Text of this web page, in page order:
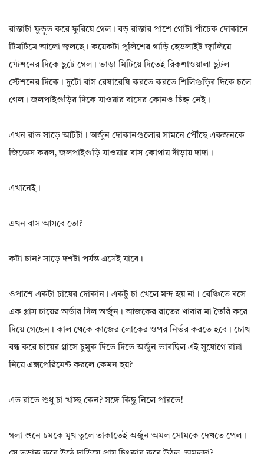
রাস্তাটা ফুড়ুত করে ফুরিয়ে গেল। বড় রাস্তার পাশে গোটা পাঁচেক দোকানে
টিমটিমে আলো জ্বলছে। কয়েকটা পুলিশের গাড়ি হেডলাইট জ্বালিয়ে
স্টেশনের দিকে ছুটে গেল। ভাড়া মিটিয়ে দিতেই রিকশাওয়ালা ছুটল
স্টেশনের দিকে। দুটো বাস রেষারেষি করতে করতে শিলিগুড়ির দিকে চলে
গেল। জলপাইগুড়ির দিকে যাওয়ার বাসের কোনও চিহ্ন নেই।
এখন রাত সাড়ে আটটা। অর্জুন দোকানগুলোর সামনে পৌঁছে একজনকে
জিজ্ঞেস করল, জলপাইগুড়ি যাওয়ার বাস কোথায় দাঁড়ায় দাদা।
এখানেই।
এখন বাস আসবে তো?
কটা চান? সাড়ে দশটা পর্যন্ত এসেই যাবে।
ওপাশে একটা চায়ের দোকান। একটু চা খেলে মন্দ হয় না। বেঞ্চিতে বসে
এক গ্লাস চায়ের অর্ডার দিল অর্জুন। আজকের রাতের খাবার মা তৈরি করে
দিয়ে গেছেন। কাল থেকে কাজের লোকের ওপর নির্ভর করতে হবে। চোখ
বন্ধ করে চায়ের গ্লাসে চুমুক দিতে দিতে অর্জুন ভাবছিল এই সুযোগে রান্না
নিয়ে এক্সপেরিমেন্ট করলে কেমন হয়?
এত রাতে শুধু চা খাচ্ছ কেন? সঙ্গে কিছু নিলে পারতে!
গলা শুনে চমকে মুখ তুলে তাকাতেই অর্জুন অমল সোমকে দেখতে পেল।